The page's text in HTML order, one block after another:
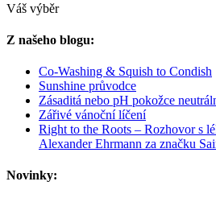
Váš výběr
Z našeho blogu:
Co-Washing & Squish to Condish
Sunshine průvodce
Zásaditá nebo pH pokožce
Zářivé vánoční líčení
Right to the Roots – Rozhovor s
Alexander Ehrmann za značku
Novinky: